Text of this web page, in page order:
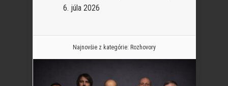
6. júla 2026
Najnovšie z kategórie: Rozhovory